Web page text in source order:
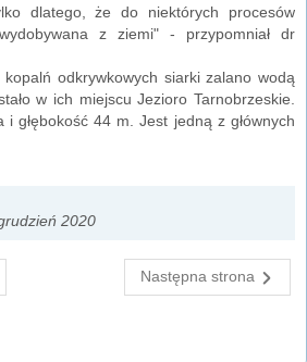
dlatego, że do niektórych procesów
z ziemi" - przypomniał dr
kopalń odkrywkowych siarki zalano wodą
w ich miejscu Jezioro Tarnobrzeskie.
głębokość 44 m. Jest jedną z głównych
2020
Następna strona